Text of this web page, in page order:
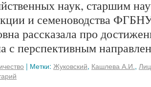
наук, старшим
и семеноводства
рассказала про
с перспективным
| Метки: Жуковский, Кашлева А.И.,